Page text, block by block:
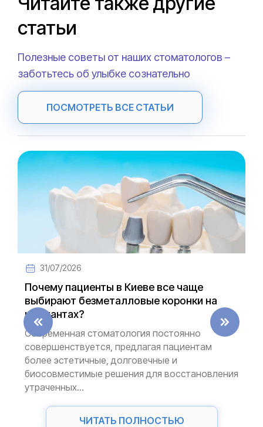
статьи
Полезные советы от наших стоматологов –
заботьтесь об улыбке сознательно
ПОСМОТРЕТЬ ВСЕ СТАТЬИ
31/07/2026
Почему пациенты в Киеве все чаще
выбирают безметалловые коронки на
имплантах?
Современная стоматология постоянно
совершенствуется, предлагая пациентам
более эстетичные, долговечные и
биосовместимые решения для восстановления
утраченных...
ЧИТАТЬ ПОЛНОСТЬЮ